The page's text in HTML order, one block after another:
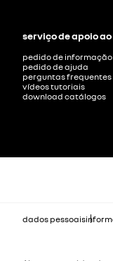
serviço de apoio
pedido de informação
pedido de ajuda
perguntas frequentes
vídeos tutoriais
download catálogos
dados pessoais